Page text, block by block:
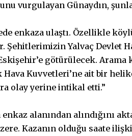
vurgulayan Günaydın,
enkaza ulaştı. Özellikle
Şehitlerimizin Yalvaç Devlet
götürülecek.
Hava Kuvvetleri’ne ait bir
olay yerine intikal etti.”
alanından alındığını
Kazanın olduğu saate